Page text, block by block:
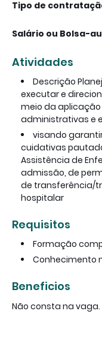
Tipo de
Salário ou Bolsa-
Atividades
Descrição
executar e
meio da
administrativas e
visando
cuidativas
Assistência de
admissão, de
de transferência/
hospitalar
Requisitos
Formação
Conhecimento
Beneficios
Não consta na vaga.